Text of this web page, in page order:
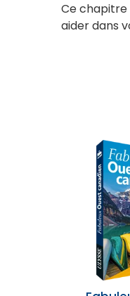
Ce chapitre
aider dans